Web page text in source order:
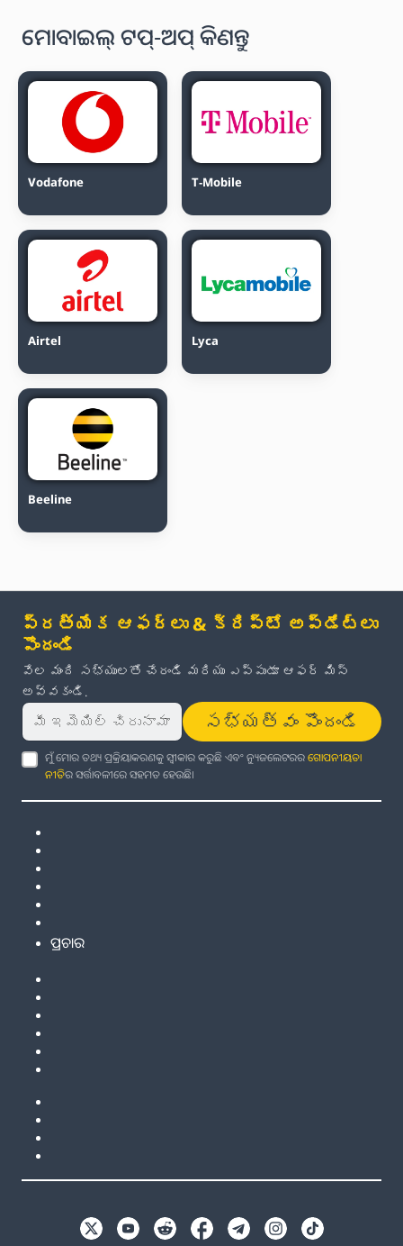
ମୋବାଇଲ୍ ଟପ୍-ଅପ୍ କିଣନ୍ତୁ
Vodafone T-Mobile
Airtel Lyca
Beeline
ప్రత్యేక ఆఫర్లు & క్రిప్టో అప్‌డేట్‌లు
పొందండి
వేల మంది సభ్యులతో చేరండి మరియు ఎప్పుడూ ఆఫర్ మిస్
అవ్వకండి.
సభ్యత్వం పొందండి
ମୁଁ ମୋର ତଥ୍ୟ ପ୍ରକ୍ରିୟାକରଣକୁ ସ୍ୱୀକାର କରୁଛି ଏବଂ ନ୍ୟୁଜଲେଟରରଗୋପନୀୟତା
ନୀତିର ସର୍ତ୍ତାବଳୀରେ ସହମତ ହେଉଛି।
ପ୍ରଚାର